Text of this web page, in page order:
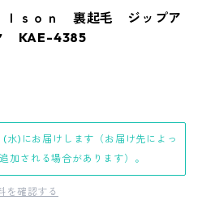
ｌｓｏｎ 裏起毛 ジップア
KAE-4385
)にお届けします（お届け先によっ
加される場合があります）。
を確認する